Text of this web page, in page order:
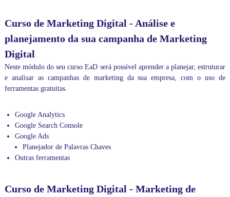
Curso de Marketing Digital - Análise e
planejamento da sua campanha de Marketing
Digital
Neste módulo do seu curso EaD será possível aprender a planejar, estruturar
e analisar as campanhas de marketing da sua empresa, com o uso de
ferramentas gratuitas.
Google Analytics
Google Search Console
Google Ads
Planejador de Palavras Chaves
Outras ferramentas
Curso de Marketing Digital - Marketing de